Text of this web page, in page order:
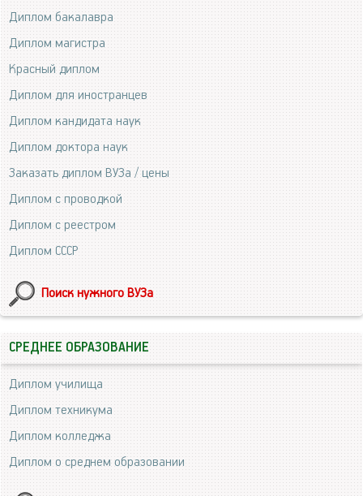
Диплом бакалавра
Диплом магистра
Красный диплом
Диплом для иностранцев
Диплом кандидата наук
Диплом доктора наук
Заказать диплом ВУЗа / цены
Диплом с проводкой
Диплом с реестром
Диплом СССР
Поиск нужного ВУЗа
СРЕДНЕЕ ОБРАЗОВАНИЕ
Диплом училища
Диплом техникума
Диплом колледжа
Диплом о среднем образовании